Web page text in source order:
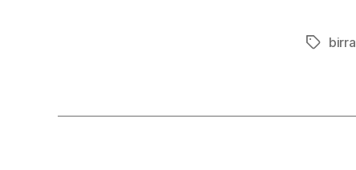
Tag birra